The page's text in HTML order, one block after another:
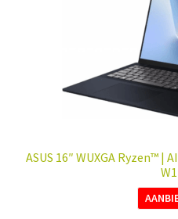
ASUS 16″ WUXGA Ryzen™ |